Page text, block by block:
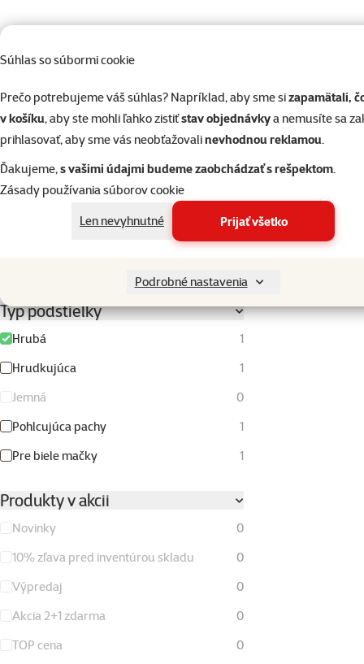
Súhlas so súbormi cookie
Prečo potrebujeme váš súhlas? Napríklad, aby sme sizapamätali,
v košíku, aby ste mohli ľahko zistiťstav objednávkya nemusíte sa
prihlasovať, aby sme vás neobťažovalinevhodnou reklamou.
Ďakujeme,s vašimi údajmi budeme zaobchádzať s rešpektom.
Zásady používania súborov cookie
Len nevyhnutné
Prijať všetko
Podrobné nastavenia
2 €
Hodnotenie
Hodnotenie 100%
0
Hodnotenie 80%
0
Hodnotenie 60%
Hodnotenie 40%
0
Typ podstielky
Hrubá
1
Hrudkujúca
1
Jemná
0
Pohlcujúca pachy
1
Pre biele mačky
1
Produkty v akcii
Novinky
0
10% zľava pred inventúrou skladu
0
Výpredaj
0
Akcia 2+1 zdarma
0
TOP cena
0